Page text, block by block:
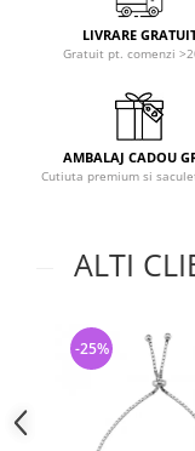
LIVRARE
Gratuit pt. comenzi
AMBALAJ CADOU
Cutiuta premium si
ALTI
-25%